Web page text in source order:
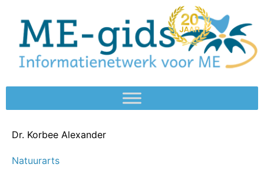
Dr. Korbee Alexander
Natuurarts